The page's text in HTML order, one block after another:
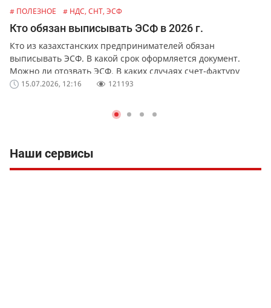
# ПОЛЕЗНОЕ # НДС, СНТ, ЭСФ
Кто обязан выписывать ЭСФ в 2026 г.
Кто из казахстанских предпринимателей обязан
выписывать ЭСФ. В какой срок оформляется документ.
Можно ли отозвать ЭСФ. В каких случаях счет-фактуру
можно выписать в бумажной форме.
15.07.2026, 12:16 121193
Наши сервисы